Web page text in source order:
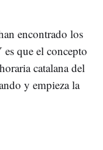
encontrado los
es que el concepto
catalana del
y empieza la